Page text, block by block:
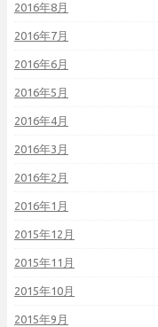
2016年8月
2016年7月
2016年6月
2016年5月
2016年4月
2016年3月
2016年2月
2016年1月
2015年12月
2015年11月
2015年10月
2015年9月